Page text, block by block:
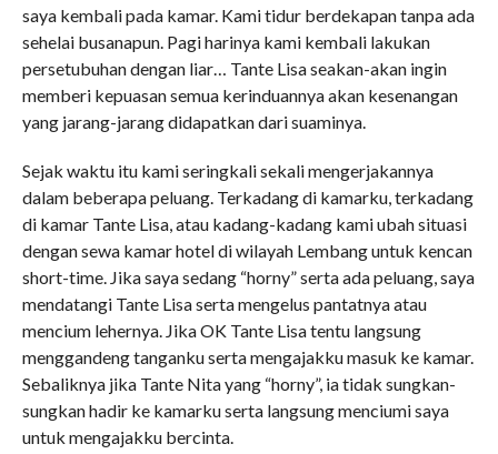
saya kembali pada kamar. Kami tidur berdekapan tanpa ada
sehelai busanapun. Pagi harinya kami kembali lakukan
persetubuhan dengan liar… Tante Lisa seakan-akan ingin
memberi kepuasan semua kerinduannya akan kesenangan
yang jarang-jarang didapatkan dari suaminya.
Sejak waktu itu kami seringkali sekali mengerjakannya
dalam beberapa peluang. Terkadang di kamarku, terkadang
di kamar Tante Lisa, atau kadang-kadang kami ubah situasi
dengan sewa kamar hotel di wilayah Lembang untuk kencan
short-time. Jika saya sedang “horny” serta ada peluang, saya
mendatangi Tante Lisa serta mengelus pantatnya atau
mencium lehernya. Jika OK Tante Lisa tentu langsung
menggandeng tanganku serta mengajakku masuk ke kamar.
Sebaliknya jika Tante Nita yang “horny”, ia tidak sungkan-
sungkan hadir ke kamarku serta langsung menciumi saya
untuk mengajakku bercinta.